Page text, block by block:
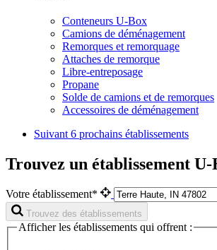
Conteneurs U-Box
Camions de déménagement
Remorques et remorquage
Attaches de remorque
Libre-entreposage
Propane
Solde de camions et de remorques
Accessoires de déménagement
Suivant 6 prochains établissements
Trouvez un établissement
Votre établissement*
Trouvez des établissements
Afficher les établissements qui offrent :